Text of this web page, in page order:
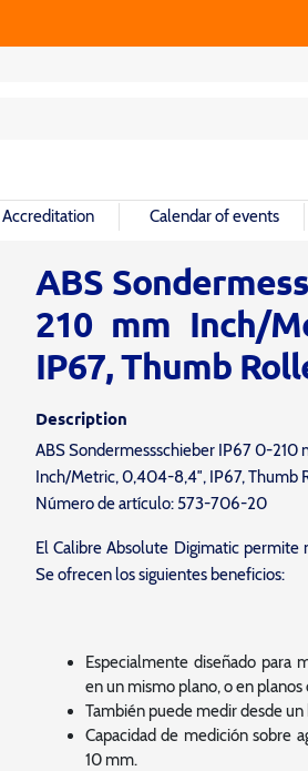
Accreditation Calendar of events
ABS
210 mm Inch/
IP67, Thumb
Description
ABS Sondermessschieber IP67 0-210
Inch/Metric, 0,404-8,4″, IP67, Thumb
Número de artículo: 573-706-20
El Calibre Absolute Digimatic
Se ofrecen los siguientes beneficios:
Especialmente diseñado para
en un mismo plano, o en planos
También puede medir desde
Capacidad de medición sobre
10 mm.